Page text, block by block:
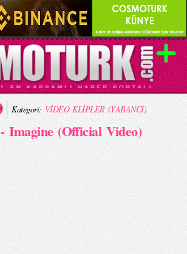
Kategori: VİDEO KLİPLER (YABANCI)
Imagine (Official Video)